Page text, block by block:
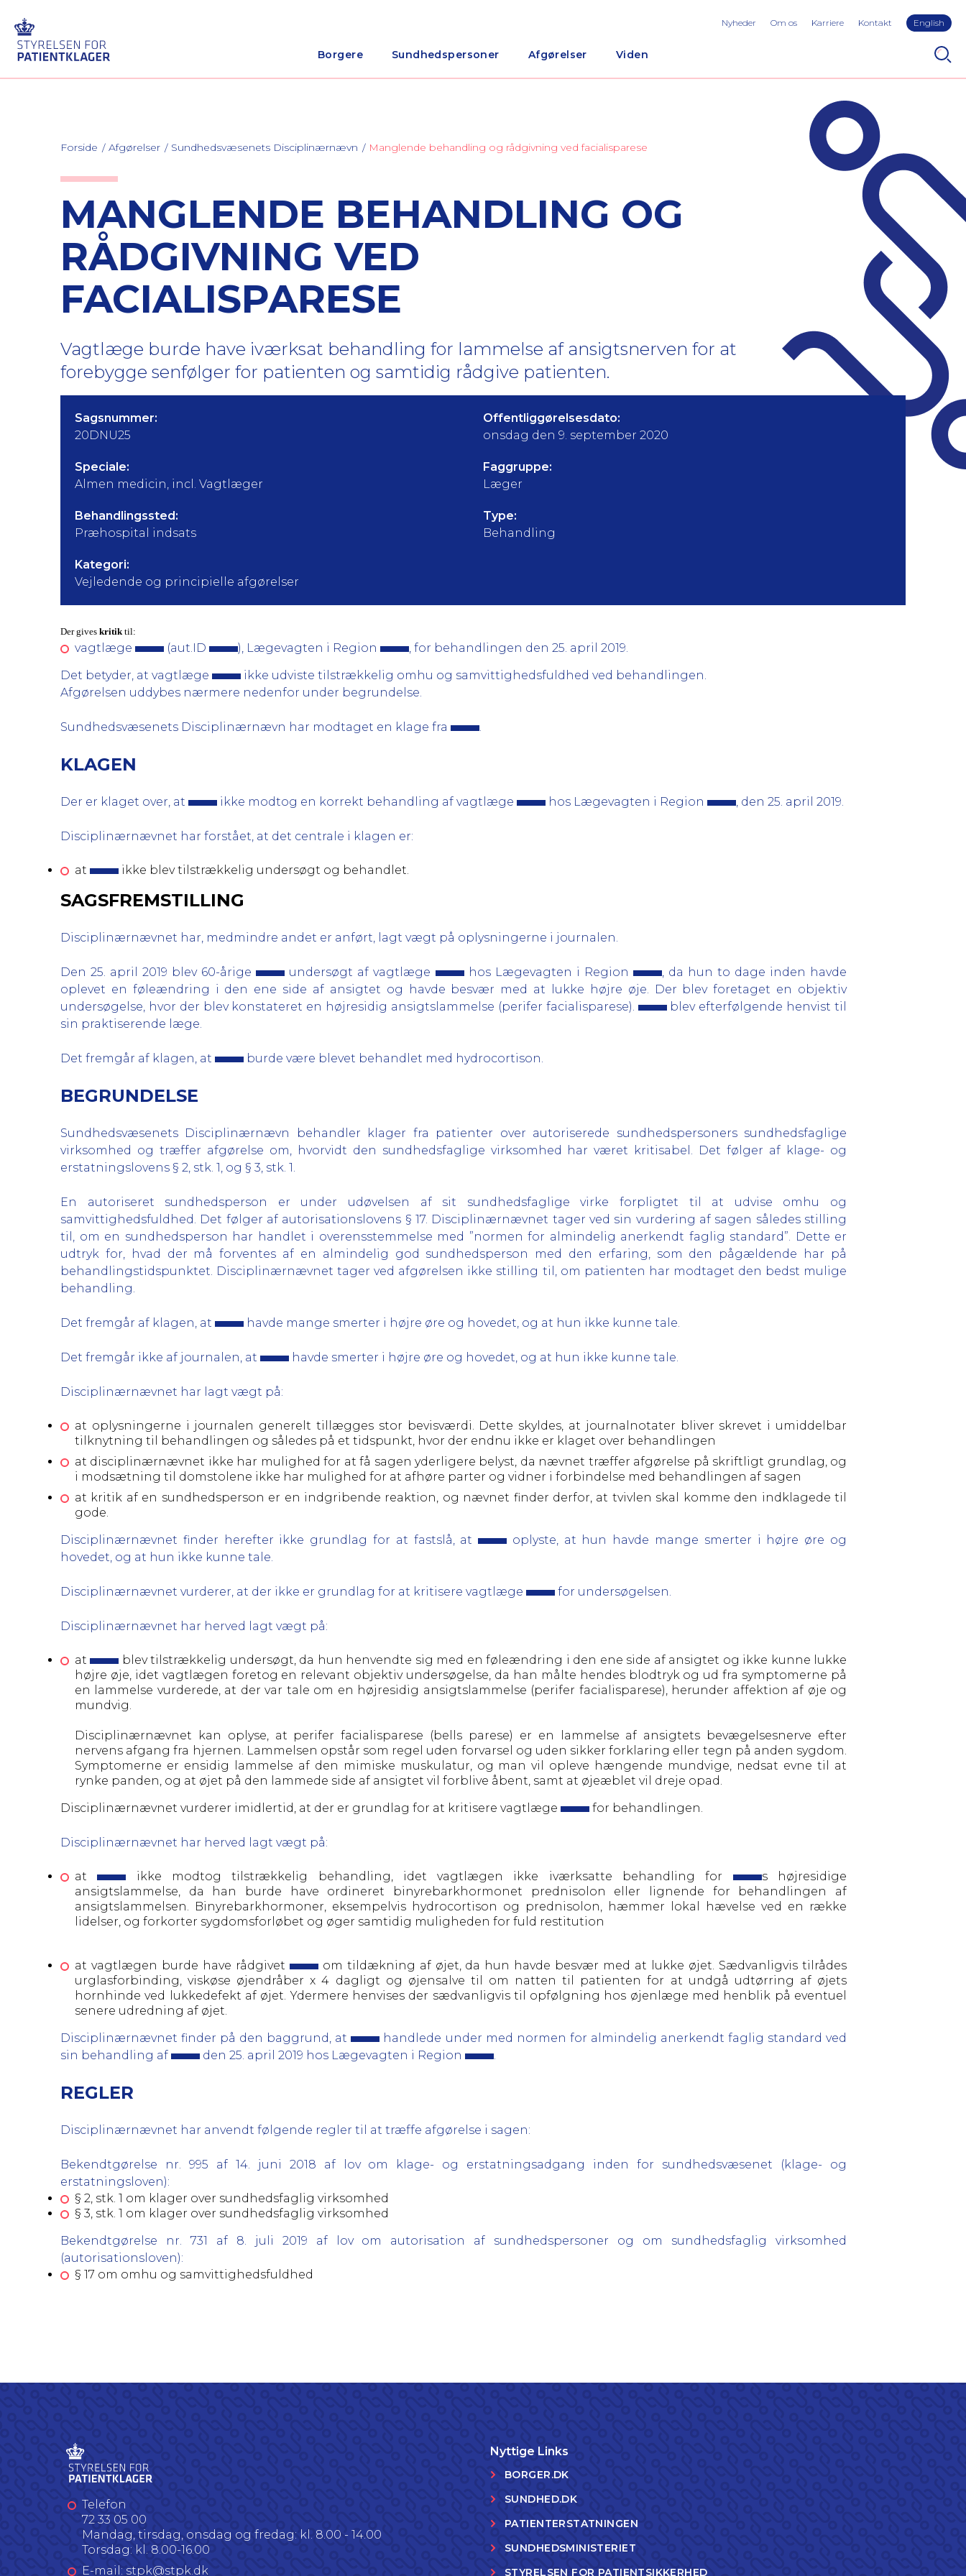
Borgere Sundhedspersoner Afgørelser Viden
Nyheder Om os Karriere Kontakt English
Forside Afgørelser Sundhedsvæsenets Disciplinærnævn Manglende behandling og rådgivning ved facialisparese
MANGLENDE BEHANDLING OG
RÅDGIVNING VED
FACIALISPARESE
Vagtlæge burde have iværksat behandling for lammelse af ansigtsnerven for at
forebygge senfølger for patienten og samtidig rådgive patienten.
Sagsnummer:
20DNU25
Offentliggørelsesdato:
onsdag den 9. september 2020
Speciale:
Almen medicin, incl. Vagtlæger
Faggruppe:
Læger
Behandlingssted:
Præhospital indsats
Type:
Behandling
Kategori:
Vejledende og principielle afgørelser
Der gives kritiktil:
vagtlæge (aut.ID ), Lægevagten i Region
, for behandlingen den 25. april 2019.
Det betyder, at vagtlæge
ikke udviste tilstrækkelig omhu og samvittighedsfuldhed ved behandlingen.
Afgørelsen uddybes nærmere nedenfor under begrundelse.
Sundhedsvæsenets Disciplinærnævn har modtaget en klage fra .
KLAGEN
Der er klaget over, at ikke modtog en korrekt behandling af vagtlæge hos Lægevagten i Region , den 25. april 2019.
Disciplinærnævnet har forstået, at det centrale i klagen er:
at ikke blev tilstrækkelig undersøgt og behandlet.
SAGSFREMSTILLING
Disciplinærnævnet har, medmindre andet er anført, lagt vægt på oplysningerne i journalen.
Den 25. april 2019 blev 60-årige undersøgt af vagtlæge hos Lægevagten i Region
, da hun to dage inden havde
oplevet en føleændring i den ene side af ansigtet og havde besvær med at lukke højre øje. Der blev foretaget en objektiv
undersøgelse, hvor der blev konstateret en højresidig ansigtslammelse (perifer facialisparese).
blev efterfølgende henvist til
sin praktiserende læge.
Det fremgår af klagen, at burde være blevet behandlet med hydrocortison.
BEGRUNDELSE
Sundhedsvæsenets Disciplinærnævn behandler klager fra patienter over autoriserede sundhedspersoners sundhedsfaglige
virksomhed og træffer afgørelse om, hvorvidt den sundhedsfaglige virksomhed har været kritisabel. Det følger af klage- og
erstatningslovens § 2, stk. 1, og § 3, stk. 1.
En autoriseret sundhedsperson er under udøvelsen af sit sundhedsfaglige virke forpligtet til at udvise omhu og
samvittighedsfuldhed. Det følger af autorisationslovens § 17. Disciplinærnævnet tager ved sin vurdering af sagen således stilling
til, om en sundhedsperson har handlet i overensstemmelse med ”normen for almindelig anerkendt faglig standard”. Dette er
udtryk for, hvad der må forventes af en almindelig god sundhedsperson med den erfaring, som den pågældende har på
behandlingstidspunktet. Disciplinærnævnet tager ved afgørelsen ikke stilling til, om patienten har modtaget den bedst mulige
behandling.
Det fremgår af klagen, at havde mange smerter i højre øre og hovedet, og at hun ikke kunne tale.
Det fremgår ikke af journalen, at havde smerter i højre øre og hovedet, og at hun ikke kunne tale.
Disciplinærnævnet har lagt vægt på:
at oplysningerne i journalen generelt tillægges stor bevisværdi. Dette skyldes, at journalnotater bliver skrevet i umiddelbar
tilknytning til behandlingen og således på et tidspunkt, hvor der endnu ikke er klaget over behandlingen
at disciplinærnævnet ikke har mulighed for at få sagen yderligere belyst, da nævnet træffer afgørelse på skriftligt grundlag, og
i modsætning til domstolene ikke har mulighed for at afhøre parter og vidner i forbindelse med behandlingen af sagen
at kritik af en sundhedsperson er en indgribende reaktion, og nævnet finder derfor, at tvivlen skal komme den indklagede til
gode.
Disciplinærnævnet finder herefter ikke grundlag for at fastslå, at
oplyste, at hun havde mange smerter i højre øre og
hovedet, og at hun ikke kunne tale.
Disciplinærnævnet vurderer, at der ikke er grundlag for at kritisere vagtlæge for undersøgelsen.
Disciplinærnævnet har herved lagt vægt på:
at
blev tilstrækkelig undersøgt, da hun henvendte sig med en føleændring i den ene side af ansigtet og ikke kunne lukke
højre øje, idet vagtlægen foretog en relevant objektiv undersøgelse, da han målte hendes blodtryk og ud fra symptomerne på
en lammelse vurderede, at der var tale om en højresidig ansigtslammelse (perifer facialisparese), herunder affektion af øje og
mundvig.
Disciplinærnævnet kan oplyse, at perifer facialisparese (bells parese) er en lammelse af ansigtets bevægelsesnerve efter
nervens afgang fra hjernen. Lammelsen opstår som regel uden forvarsel og uden sikker forklaring eller tegn på anden sygdom.
Symptomerne er ensidig lammelse af den mimiske muskulatur, og man vil opleve hængende mundvige, nedsat evne til at
rynke panden, og at øjet på den lammede side af ansigtet vil forblive åbent, samt at øjeæblet vil dreje opad.
Disciplinærnævnet vurderer imidlertid, at der er grundlag for at kritisere vagtlæge for behandlingen.
Disciplinærnævnet har herved lagt vægt på:
at ikke modtog tilstrækkelig behandling, idet vagtlægen ikke iværksatte behandling for
s højresidige
ansigtslammelse, da han burde have ordineret binyrebarkhormonet prednisolon eller lignende for behandlingen af
ansigtslammelsen. Binyrebarkhormoner, eksempelvis hydrocortison og prednisolon, hæmmer lokal hævelse ved en række
lidelser, og forkorter sygdomsforløbet og øger samtidig muligheden for fuld restitution
at vagtlægen burde have rådgivet
om tildækning af øjet, da hun havde besvær med at lukke øjet. Sædvanligvis tilrådes
urglasforbinding, viskøse øjendråber x 4 dagligt og øjensalve til om natten til patienten for at undgå udtørring af øjets
hornhinde ved lukkedefekt af øjet. Ydermere henvises der sædvanligvis til opfølgning hos øjenlæge med henblik på eventuel
senere udredning af øjet.
Disciplinærnævnet finder på den baggrund, at
handlede under med normen for almindelig anerkendt faglig standard ved
sin behandling af
den 25. april 2019 hos Lægevagten i Region .
REGLER
Disciplinærnævnet har anvendt følgende regler til at træffe afgørelse i sagen:
Bekendtgørelse nr. 995 af 14. juni 2018 af lov om klage- og erstatningsadgang inden for sundhedsvæsenet (klage- og
erstatningsloven):
§ 2, stk. 1 om klager over sundhedsfaglig virksomhed
§ 3, stk. 1 om klager over sundhedsfaglig virksomhed
Bekendtgørelse nr. 731 af 8. juli 2019 af lov om autorisation af sundhedspersoner og om sundhedsfaglig virksomhed
(autorisationsloven):
§ 17 om omhu og samvittighedsfuldhed
Telefon
72 33 05 00
Mandag, tirsdag, onsdag og fredag: kl. 8.00 - 14.00
Torsdag: kl. 8.00-16.00
E-mail: stpk@stpk.dk
Nyttige Links
BORGER.DK
SUNDHED.DK
PATIENTERSTATNINGEN
SUNDHEDSMINISTERIET
STYRELSEN FOR PATIENTSIKKERHED